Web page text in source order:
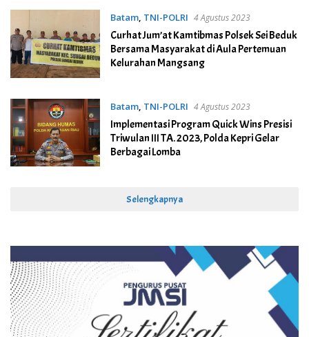
Batam, TNI-POLRI 4 Agustus 2023
Curhat Jum’at Kamtibmas Polsek Sei Beduk
Bersama Masyarakat di Aula Pertemuan
Kelurahan Mangsang
Batam, TNI-POLRI 4 Agustus 2023
Implementasi Program Quick Wins Presisi
Triwulan III TA. 2023, Polda Kepri Gelar
Berbagai Lomba
Selengkapnya